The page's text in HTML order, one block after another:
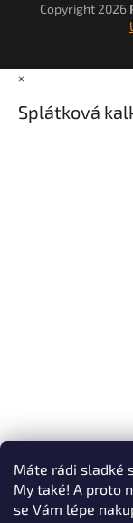
Máte rádi sladké
My také! A proto
se Vám lépe
Copyright 2026
×
Splátková